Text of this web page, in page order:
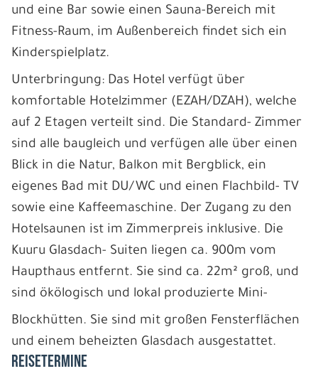
und eine Bar sowie einen Sauna-Bereich mit
Fitness-Raum, im Außenbereich findet sich ein
Kinderspielplatz.
Unterbringung: Das Hotel verfügt über
komfortable Hotelzimmer (EZAH/DZAH), welche
auf 2 Etagen verteilt sind. Die Standard- Zimmer
sind alle baugleich und verfügen alle über einen
Blick in die Natur, Balkon mit Bergblick, ein
eigenes Bad mit DU/WC und einen Flachbild- TV
sowie eine Kaffeemaschine. Der Zugang zu den
Hotelsaunen ist im Zimmerpreis inklusive. Die
Kuuru Glasdach- Suiten liegen ca. 900m vom
Haupthaus entfernt. Sie sind ca. 22m² groß, und
sind ökölogisch und lokal produzierte Mini-
Blockhütten. Sie sind mit großen Fensterflächen
und einem beheizten Glasdach ausgestattet.
REISETERMINE